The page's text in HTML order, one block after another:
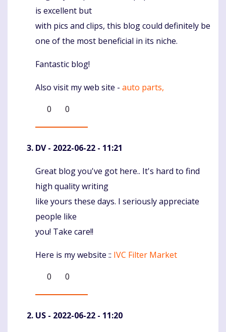
is excellent but
with pics and clips, this blog could definitely be
one of the most beneficial in its niche.
Fantastic blog!
Also visit my web site - auto parts,
0
0
DV- 2022-06-22 - 11:21
Komentaras
Great blog you've got here.. It's hard to find
high quality writing
like yours these days. I seriously appreciate
people like
you! Take care!!
Here is my website :: IVC Filter Market
0
0
US - 2022-06-22 - 11:20